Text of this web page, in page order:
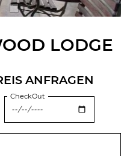
LODGE
ANFRAGEN
CheckOut